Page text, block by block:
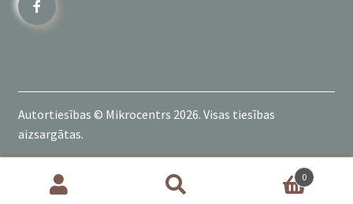
Autortiesības © Mikrocentrs 2026. Visas tiesības
aizsargātas.
Products
0